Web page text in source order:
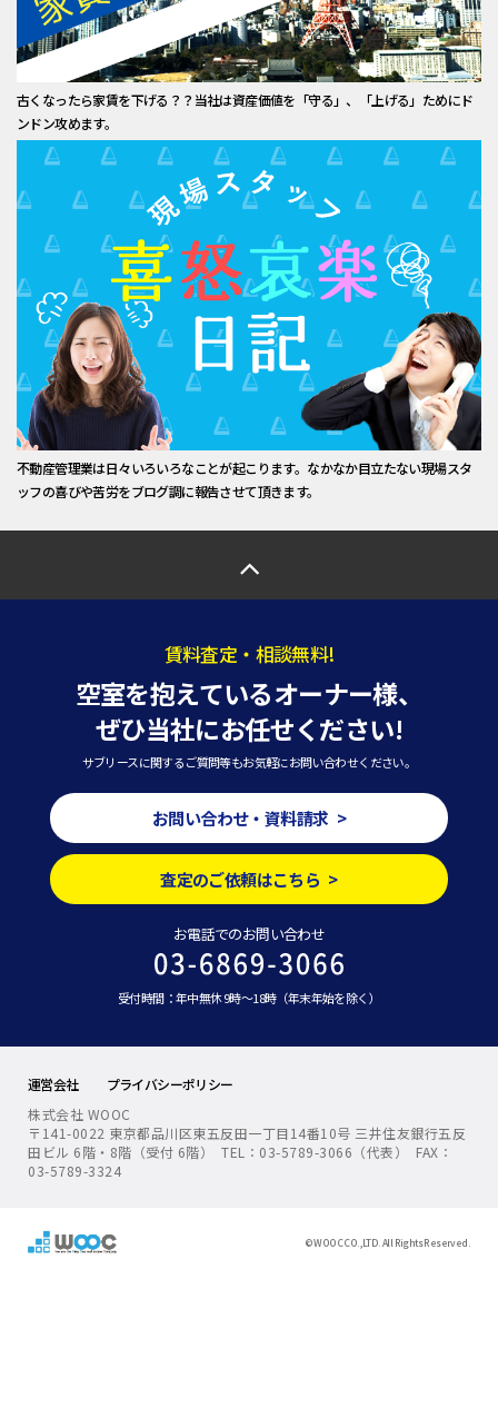
古くなったら家賃を下げる？？当社は資産価値を「守る」、「上げる」ためにド
ンドン攻めます。
不動産管理業は日々いろいろなことが起こります。なかなか目立たない現場スタ
ッフの喜びや苦労をブログ調に報告させて頂きます。
賃料査定・相談無料!
空室を抱えているオーナー様、
ぜひ当社にお任せください!
サブリースに関するご質問等もお気軽にお問い合わせください。
お問い合わせ・資料請求 >
査定のご依頼はこちら >
お電話でのお問い合わせ
受付時間：年中無休 9時～18時（年末年始を除く）
運営会社
プライバシーポリシー
株式会社 WOOC
〒141-0022 東京都品川区東五反田一丁目14番10号 三井住友銀行五反
田ビル 6階・8階（受付 6階） TEL：03-5789-3066（代表） FAX：
03-5789-3324
© WOOC CO.,LTD. All Rights Reserved.